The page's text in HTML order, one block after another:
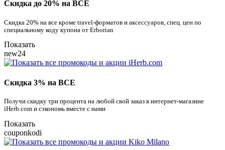
Скидка до 20% на ВСЕ
Скидка 20% на все кроме travel-форматов и аксессуаров, спец. цен по
специальному коду купона от Erborian
Показать
new24
Скидка 3% на ВСЕ
Получи скидку три процента на любой свой заказ в интернет-магазине
iHerb.com и сэкономь вместе с нами
Показать
couponkodi